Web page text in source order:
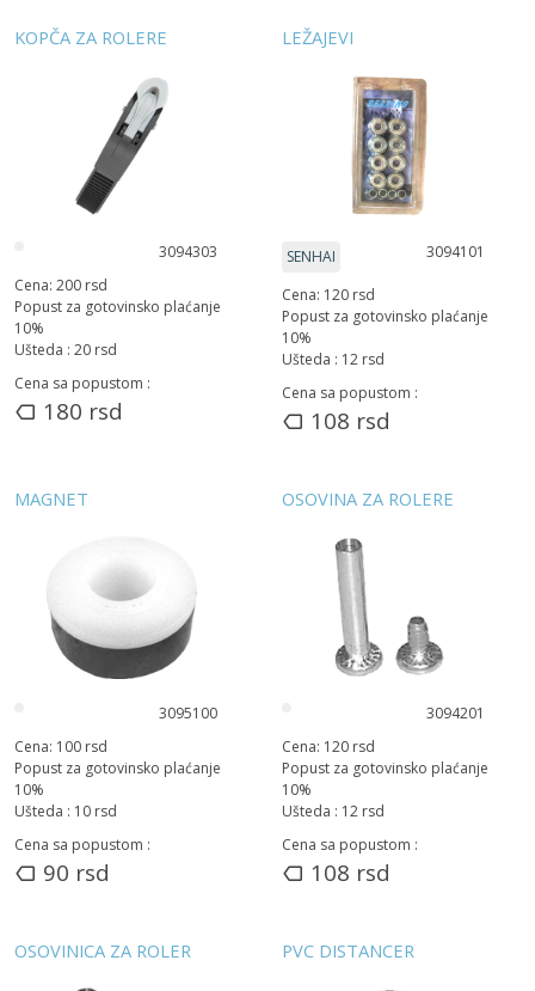
KOPČA ZA ROLERE
3094303
Cena: 200 rsd
Popust za gotovinsko plaćanje
10%
Ušteda : 20 rsd
Cena sa popustom :
180 rsd
LEŽAJEVI
SENHAI 3094101
Cena: 120 rsd
Popust za gotovinsko plaćanje
10%
Ušteda : 12 rsd
Cena sa popustom :
108 rsd
MAGNET
3095100
Cena: 100 rsd
Popust za gotovinsko plaćanje
10%
Ušteda : 10 rsd
Cena sa popustom :
90 rsd
OSOVINA ZA ROLERE
3094201
Cena: 120 rsd
Popust za gotovinsko plaćanje
10%
Ušteda : 12 rsd
Cena sa popustom :
108 rsd
OSOVINICA ZA ROLER PVC DISTANCER